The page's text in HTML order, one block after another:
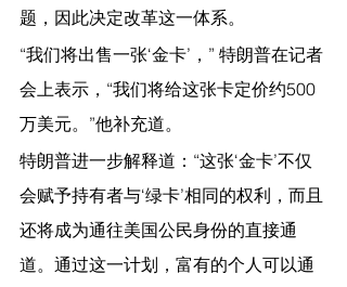
题，因此决定改革这一体系。
“我们将出售一张‘金卡’，” 特朗普在记者
会上表示，“我们将给这张卡定价约500
万美元。”他补充道。
特朗普进一步解释道：“这张‘金卡’不仅
会赋予持有者与‘绿卡’相同的权利，而且
还将成为通往美国公民身份的直接通
道。通过这一计划，富有的个人可以通